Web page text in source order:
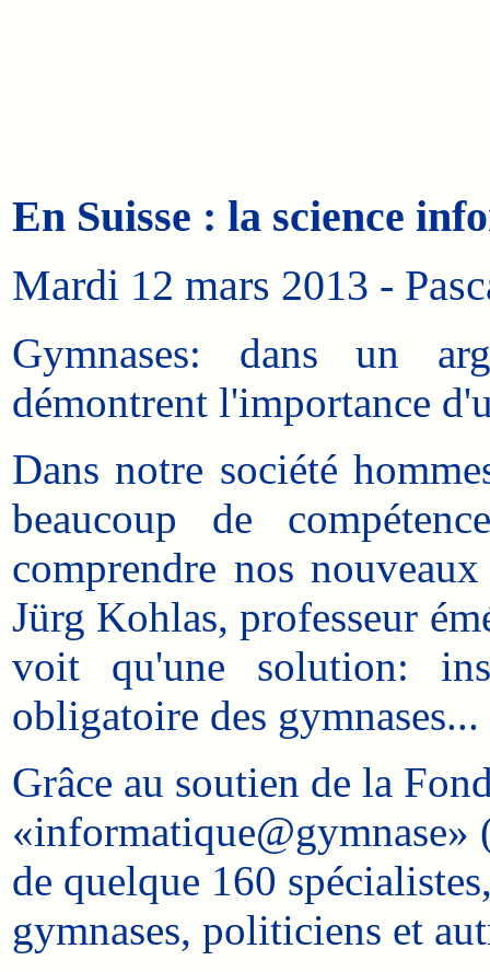
En Suisse : la science
Mardi 12 mars 2013 -
Gymnases: dans un
démontrent l'importance
Dans notre société
beaucoup de
comprendre nos
Jürg Kohlas, professeur
voit qu'une solution:
obligatoire des gymnases...
Grâce au soutien de la
«informatique@gymnase»
de quelque 160
gymnases, politiciens et